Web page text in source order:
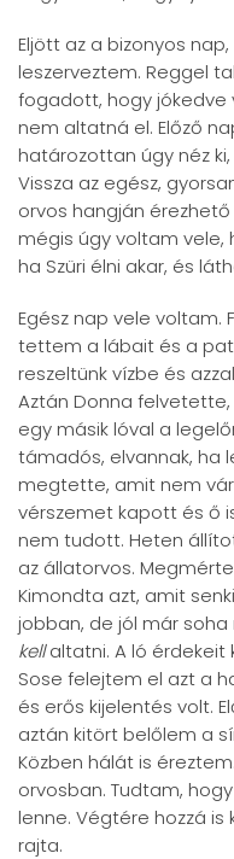
Eljött az a bizonyos
leszerveztem. Reggel
fogadott, hogy jókedve
nem altatná el. Előző
határozottan úgy néz
Vissza az egész,
orvos hangján
mégis úgy voltam vele,
ha Szüri élni akar, és
Egész nap vele voltam.
tettem a lábait és a
reszeltünk vízbe és
Aztán Donna
egy másik lóval a
támadós, elvannak, ha
megtette, amit nem
vérszemet kapott és ő
nem tudott. Heten
az állatorvos.
Kimondta azt, amit
jobban, de jól már soha
kellaltatni. A ló érdekeit
Sose felejtem el azt a
és erős kijelentés volt.
aztán kitört belőlem a
Közben hálát is
orvosban. Tudtam,
lenne. Végtére hozzá is
rajta.